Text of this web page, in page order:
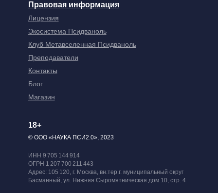
© ООО «НАУКА ПСИ2.0», 2023
Правовая информация
Лицензия
Экосистема Псидваноль
Клуб Метавселенная Псидваноль
Преподаватели
Контакты
Блог
Магазин
18+
ИНН 9 705 144 914
ОГРН 1 207 700 211 443
Адрес: 105 120, г. Москва, вн.тер.г. муниципальный округ
Басманный, ул. Нижняя Сыромятническая дом.10, стр. 4